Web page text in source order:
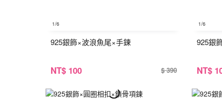
1/6
925銀飾×波浪魚尾×手鍊
NT$ 100 $ 390
1/6
925銀
NT$